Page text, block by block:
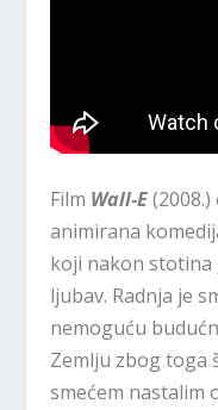
Film Wall-E
animirana
koji nakon stotina
ljubav. Radnja je
nemoguću
Zemlju zbog toga
smećem nastalim